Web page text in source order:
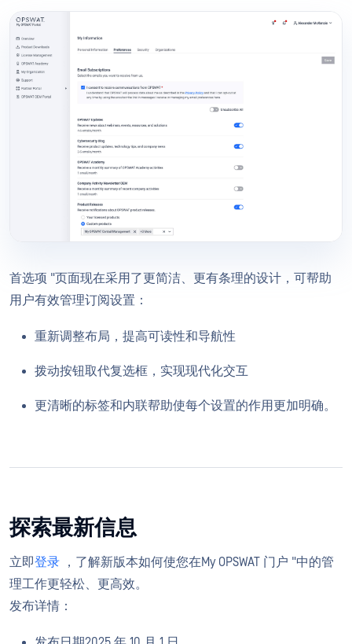
首选项 "页面现在采用了更简洁、更有条理的设计，可帮助
用户有效管理订阅设置：
重新调整布局，提高可读性和导航性
拨动按钮取代复选框，实现现代化交互
更清晰的标签和内联帮助使每个设置的作用更加明确。
探索最新信息
立即登录
，了解新版本如何使您在My OPSWAT 门户 "中的管
理工作更轻松、更高效。
发布详情：